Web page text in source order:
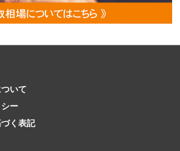
いて
ー
く表記